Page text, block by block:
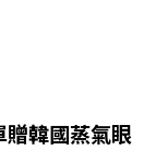
韓國蒸氣眼